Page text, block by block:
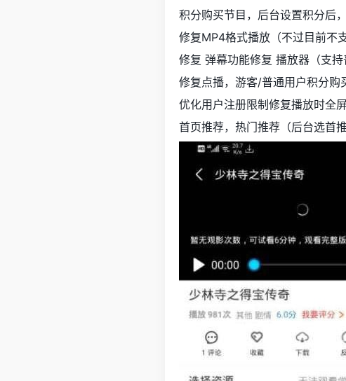
积分购买节目，后台设置积分后
修复MP4格式播放（不过目前不
修复 弹幕功能修复 播放器（支持
修复点播，游客/普通用户积分购
优化用户注册限制修复播放时全
首页推荐，热门推荐（后台选首